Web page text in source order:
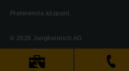
Preferencia központ
© 2026 Jungheinrich AG